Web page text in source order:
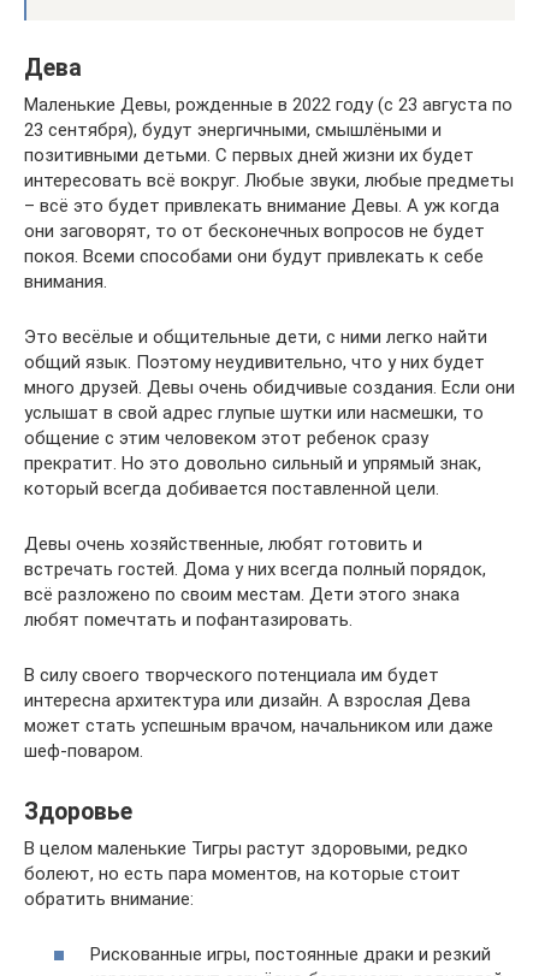
Дева
Маленькие Девы, рожденные в 2022 году (с 23 августа по
23 сентября), будут энергичными, смышлёными и
позитивными детьми. С первых дней жизни их будет
интересовать всё вокруг. Любые звуки, любые предметы
– всё это будет привлекать внимание Девы. А уж когда
они заговорят, то от бесконечных вопросов не будет
покоя. Всеми способами они будут привлекать к себе
внимания.
Это весёлые и общительные дети, с ними легко найти
общий язык. Поэтому неудивительно, что у них будет
много друзей. Девы очень обидчивые создания. Если они
услышат в свой адрес глупые шутки или насмешки, то
общение с этим человеком этот ребенок сразу
прекратит. Но это довольно сильный и упрямый знак,
который всегда добивается поставленной цели.
Девы очень хозяйственные, любят готовить и
встречать гостей. Дома у них всегда полный порядок,
всё разложено по своим местам. Дети этого знака
любят помечтать и пофантазировать.
В силу своего творческого потенциала им будет
интересна архитектура или дизайн. А взрослая Дева
может стать успешным врачом, начальником или даже
шеф-поваром.
Здоровье
В целом маленькие Тигры растут здоровыми, редко
болеют, но есть пара моментов, на которые стоит
обратить внимание:
Рискованные игры, постоянные драки и резкий